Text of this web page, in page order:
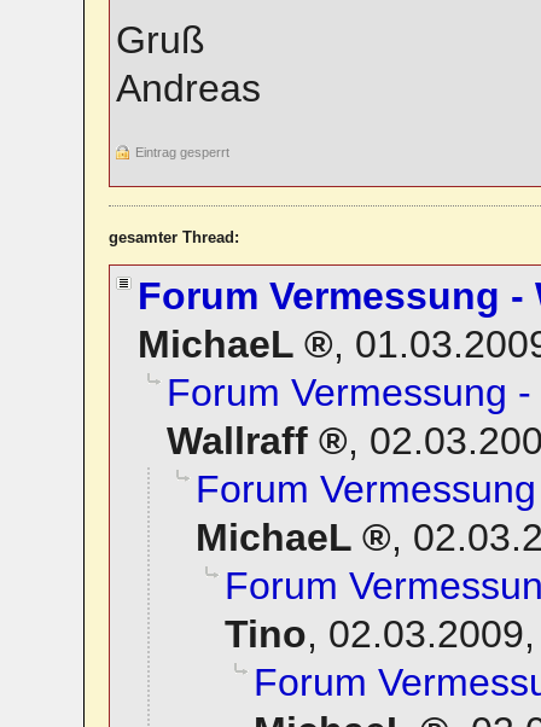
Gruß
Andreas
Eintrag gesperrt
gesamter Thread:
Forum Vermessung
MichaeL
,
Forum Vermessung
Wallraff
,
Forum
MichaeL
,
Forum
Tino,
Forum